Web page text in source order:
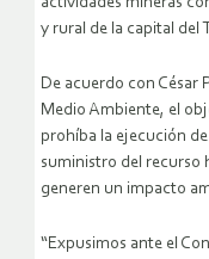
y rural de la capital del
De acuerdo con César
Medio Ambiente, el
prohíba la ejecución
suministro del recurso
generen un impacto
“Expusimos ante el